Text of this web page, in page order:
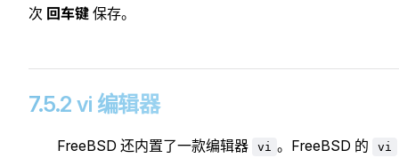
次 回车键 保存。
7.5.2 vi 编辑器
FreeBSD 还内置了一款编辑器 vi 。FreeBSD 的 vi